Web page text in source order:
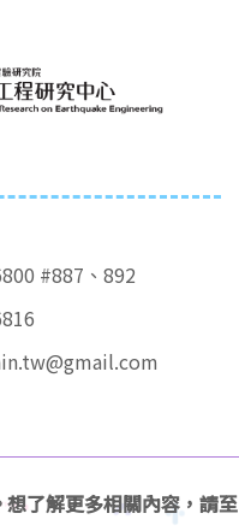
#887、892
. 了解更多相關內容，請至